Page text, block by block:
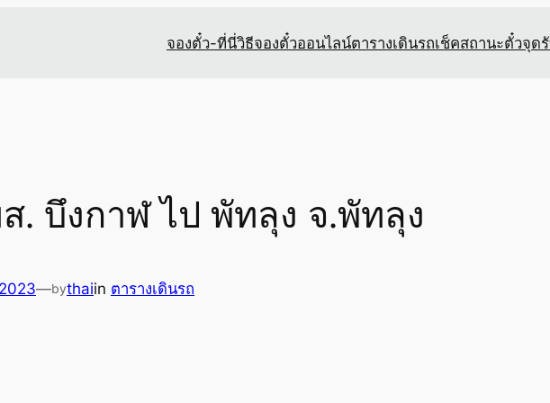
จองตั๋ว-ที่นี่วิธีจองตั๋วออนไลน์ตารางเดินรถเช็คสถานะตั๋วจุด
. บึงกาฬ ไป พัทลุง จ.พัทลุง
—bythaiin ตารางเดินรถ